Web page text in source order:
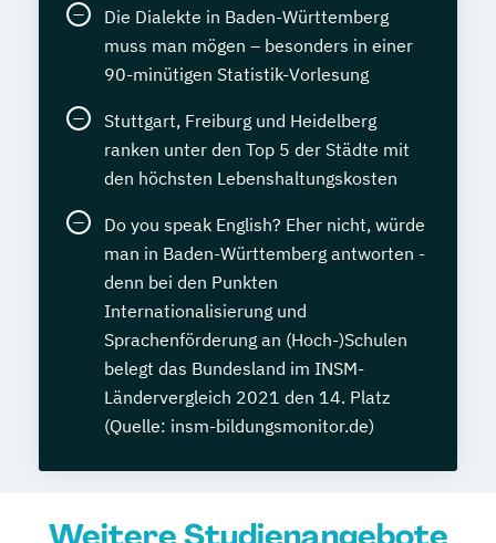
Die Dialekte in Baden-Württemberg
muss man mögen – besonders in einer
90-minütigen Statistik-Vorlesung
Stuttgart, Freiburg und Heidelberg
ranken unter den Top 5 der Städte mit
den höchsten Lebenshaltungskosten
Do you speak English? Eher nicht, würde
man in Baden-Württemberg antworten -
denn bei den Punkten
Internationalisierung und
Sprachenförderung an (Hoch-)Schulen
belegt das Bundesland im INSM-
Ländervergleich 2021 den 14. Platz
(Quelle: insm-bildungsmonitor.de)